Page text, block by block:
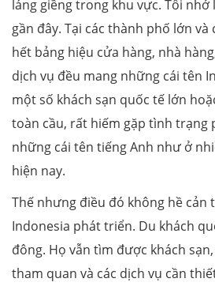
láng giềng trong khu vực. Tôi nhớ
gần đây. Tại các thành phố lớn và
hết bảng hiệu cửa hàng, nhà
dịch vụ đều mang những cái tên
một số khách sạn quốc tế lớn
toàn cầu, rất hiếm gặp tình trạng
những cái tên tiếng Anh như ở
hiện nay.
Thế nhưng điều đó không hề cản
Indonesia phát triển. Du khách
đông. Họ vẫn tìm được khách
tham quan và các dịch vụ cần